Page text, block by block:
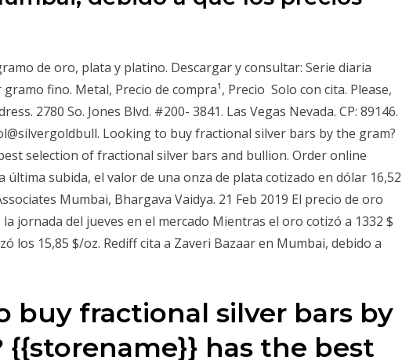
de oro, plata y platino. Descargar y consultar: Serie diaria
fino. Metal, Precio de compra¹, Precio Solo con cita. Please,
2780 So. Jones Blvd. #200- 3841. Las Vegas Nevada. CP: 89146.
Looking to buy fractional silver bars by the gram?
selection of fractional silver bars and bullion. Order online
última subida, el valor de una onza de plata cotizado en dólar 16,52
Mumbai, Bhargava Vaidya. 21 Feb 2019 El precio de oro
jornada del jueves en el mercado Mientras el oro cotizó a 1332 $
los 15,85 $/oz. Rediff cita a Zaveri Bazaar en Mumbai, debido a
buy fractional silver bars by
{{storename}} has the best